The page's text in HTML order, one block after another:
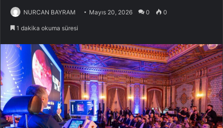
NURCAN BAYRAM Mayıs 20, 2026 0 0
1 dakika okuma süresi